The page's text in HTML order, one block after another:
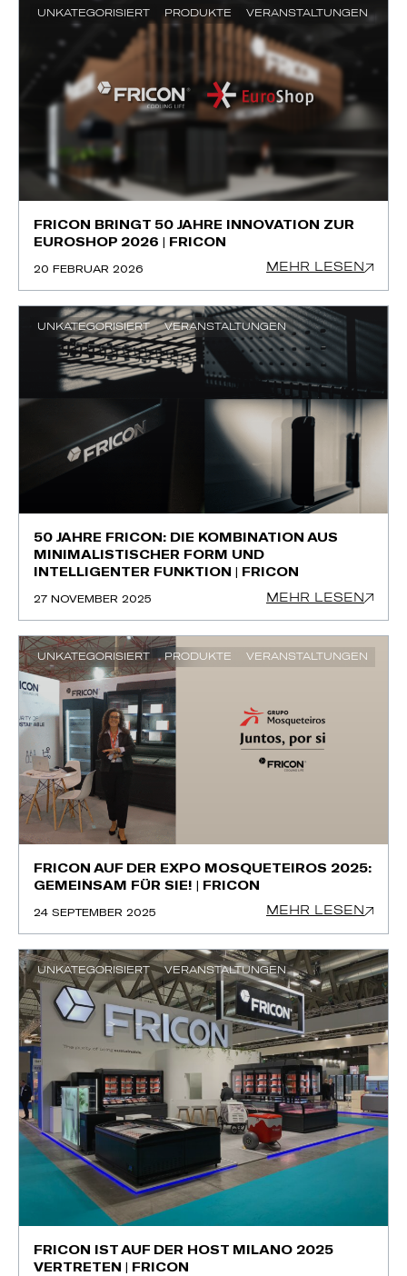
UNKATEGORISIERT PRODUKTE VERANSTALTUNGEN
FRICON BRINGT 50 JAHRE INNOVATION ZUR
EUROSHOP 2026 | FRICON
20 FEBRUAR 2026 MEHR LESEN
UNKATEGORISIERT VERANSTALTUNGEN
50 JAHRE FRICON: DIE KOMBINATION AUS
MINIMALISTISCHER FORM UND
INTELLIGENTER FUNKTION | FRICON
27 NOVEMBER 2025 MEHR LESEN
UNKATEGORISIERT PRODUKTE VERANSTALTUNGEN
FRICON AUF DER EXPO MOSQUETEIROS 2025:
GEMEINSAM FÜR SIE! | FRICON
24 SEPTEMBER 2025 MEHR LESEN
UNKATEGORISIERT VERANSTALTUNGEN
FRICON IST AUF DER HOST MILANO 2025
VERTRETEN | FRICON